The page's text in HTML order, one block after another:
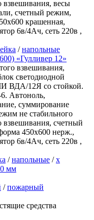
взвешивания, весы
счетный режим,
крашенная,
6в/4Ач, сеть 220в ,
/напольные
«Гулливер 12»
взвешивания,
светодиодной
ВДА/12Я со стойкой.
Автоноль,
суммирование
не стабильного
взвешивания, счетный
450х600 нерж.,
6в/4Ач, сеть 220в ,
/напольные /х
мм
/пожарный
средства